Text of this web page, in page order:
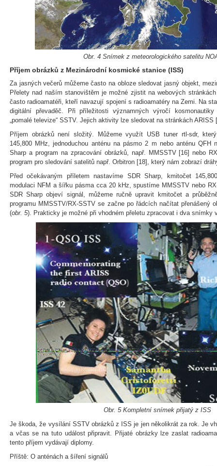
Obr. 4 Snímek z meteorologického satelitu
Příjem obrázků z Mezinárodní kosmické stanice (ISS)
Za jasných večerů můžeme často na obloze sledovat jasný objekt,
Přelety nad naším stanovištěm je možné zjistit na webových
často radioamatéři, kteří navazují spojení s radioamatéry na Zemi. Na
digitální převaděč. Při příležitosti významných výročí
„pomalé televize“ SSTV. Jejich aktivity lze sledovat na stránkách ARISS
Příjem obrázků není složitý. Můžeme využít USB tuner rtl-sdr,
145,800 MHz, jednoduchou anténu na pásmo 2 m nebo anténu QFH
Sharp a program na zpracování obrázků, např. MMSSTV [16] nebo
program pro sledování satelitů např. Orbitron [18], který nám zobrazí
Před očekávaným příletem nastavíme SDR Sharp, kmitočet
modulaci NFM a šířku pásma cca 20 kHz, spustíme MMSSTV nebo
SDR Sharp objeví signál, můžeme ručně upravit kmitočet a
programu MMSSTV/RX-SSTV se začne po řádcích načítat přenášený
(obr. 5). Prakticky je možné při vhodném přeletu zpracovat i dva snímky
Obr. 5 Kompletní snímek přijatý z ISS
Je škoda, že vysílání SSTV obrázků z ISS je jen několikrát za rok. Je
a včas se na tuto událost připravit. Přijaté obrázky lze zaslat
tento příjem vydávají diplomy.
Příště: O anténách a šíření signálů